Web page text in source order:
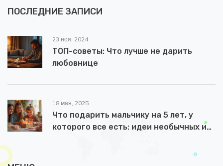
ПОСЛЕДНИЕ ЗАПИСИ
23 ноя, 2024
ТОП-советы: Что лучше не дарить
любовнице
18 мая, 2025
Что подарить мальчику на 5 лет, у
которого все есть: идеи необычных и